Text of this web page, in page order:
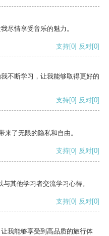
尽情享受音乐的魅力。
支持[0] 反对[0]
不断学习，让我能够取得更好的
支持[0] 反对[0]
了无限的隐私和自由。
支持[0] 反对[0]
其他学习者交流学习心得。
支持[0] 反对[0]
我能够享受到高品质的旅行体